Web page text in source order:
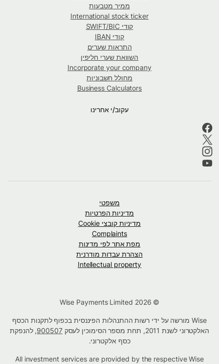
ממיר מטבעות
International stock ticker
קודי SWIFT/BIC
קודי IBAN
התראות שערים
השוואת שערי חליפין
Incorporate your company
מחולל חשבוניות
Business Calculators
עקוב/י אחרינו
משפטי
מדיניות הפרטיות
מדיניות קובצי Cookie
Complaints
מפת אתר לפי מדינות
הצהרת עבדות מודרנית
Intellectual property
Wise מורשה על ידי רשות ההתנהלות הפיננסית בכפוף לתקנות הכסף
האלקטרוני לשנת 2011, תחת מספר הסימוכין לעסק
900507, להנפקת
כסף אלקטרוני.
All investment services are provided by the respective Wise